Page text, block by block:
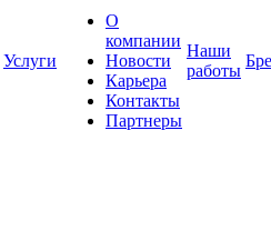
Услуги
О
компании
Новости
Карьера
Контакты
Партнеры
Наши
работы